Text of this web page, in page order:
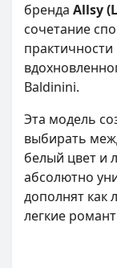
бренда Allsy
сочетание
практичности
Baldinini.
Эта модель
выбирать
белый цвет и
абсолютно
дополнят
легкие